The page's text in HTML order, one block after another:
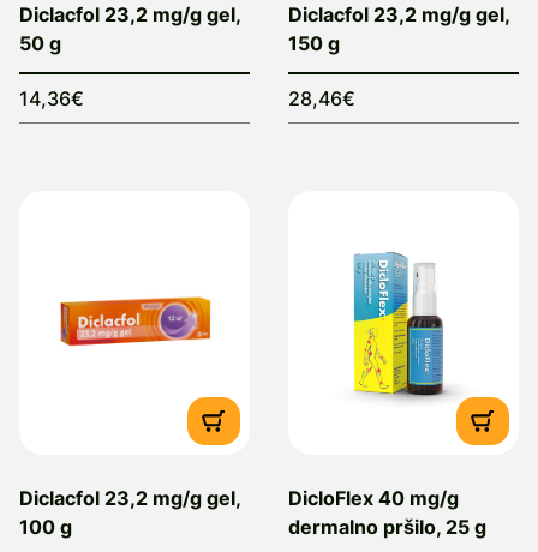
Diclacfol 23,2 mg/g gel,
50 g
14,36€
Diclacfol 23,2 mg/g gel,
150 g
28,46€
Diclacfol 23,2 mg/g gel,
100 g
DicloFlex 40 mg/g
dermalno pršilo, 25 g